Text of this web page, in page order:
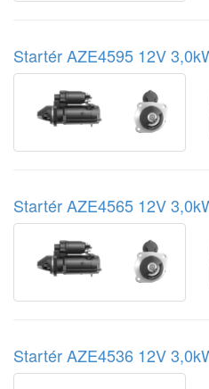
Startér AZE4595 12V
Startér AZE4565 12V
Startér AZE4536 12V